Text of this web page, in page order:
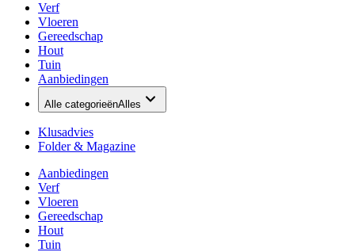
Verf
Vloeren
Gereedschap
Hout
Tuin
Aanbiedingen
Alle categorieënAlles
Klusadvies
Folder & Magazine
Aanbiedingen
Verf
Vloeren
Gereedschap
Hout
Tuin